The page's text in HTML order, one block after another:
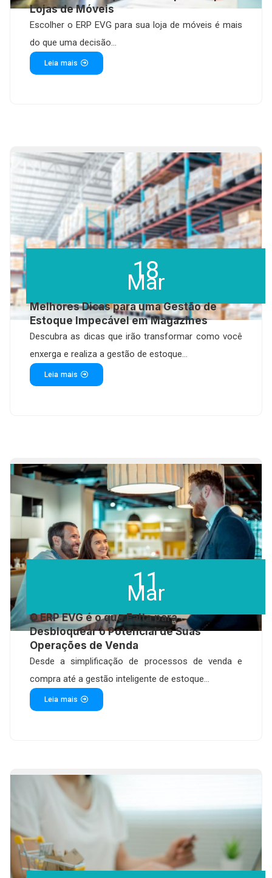
Lojas de Móveis
Escolher o ERP EVG para sua loja de móveis é mais
do que uma decisão...
Leia mais
18
Mar
Melhores Dicas para uma Gestão de
Estoque Impecável em Magazines
Descubra as dicas que irão transformar como você
enxerga e realiza a gestão de estoque...
Leia mais
11
Mar
O ERP EVG é o que Falta para
Desbloquear o Potencial de Suas
Operações de Venda
Desde a simplificação de processos de venda e
compra até a gestão inteligente de estoque...
Leia mais